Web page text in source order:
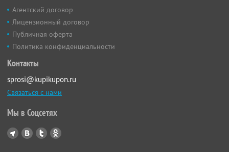
Агентский договор
Лицензионный договор
Публичная оферта
Политика конфиденциальности
Контакты
sprosi@kupikupon.ru
Связаться с нами
Мы в Соцсетях